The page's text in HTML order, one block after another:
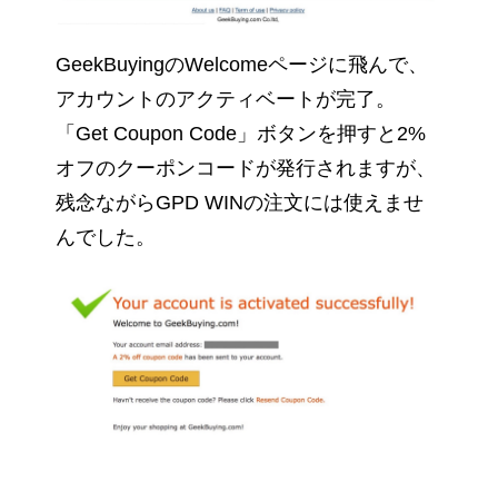
GeekBuyingのWelcomeページに飛んで、
アカウントのアクティベートが完了。
「Get Coupon Code」ボタンを押すと2%
オフのクーポンコードが発行されますが、
残念ながらGPD WINの注文には使えませ
んでした。